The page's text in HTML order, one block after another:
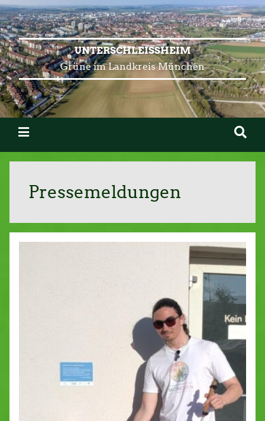
UNTERSCHLEISSHEIM
Grüne im Landkreis München
Pressemeldungen